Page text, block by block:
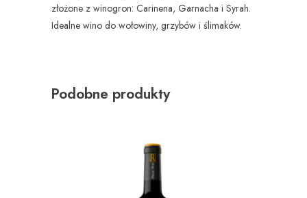
złożone z winogron: Carinena, Garnacha i Syrah.
Idealne wino do wołowiny, grzybów i ślimaków.
Podobne produkty